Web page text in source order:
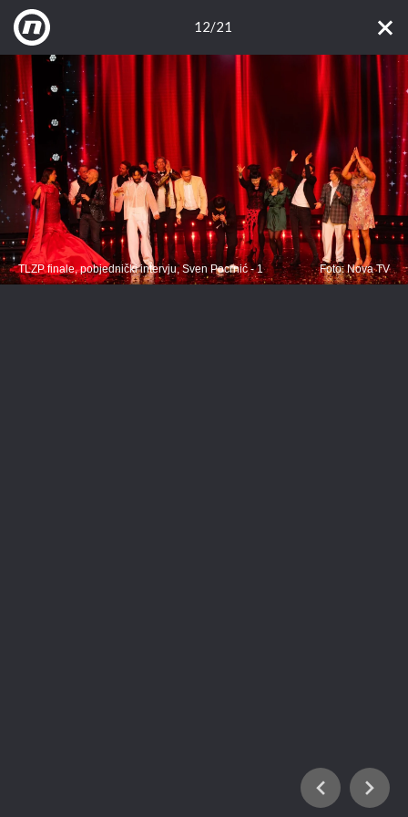
12/21
TLZP finale, pobjednički intervju, Sven Pocrnić - 1 Foto: Nova TV